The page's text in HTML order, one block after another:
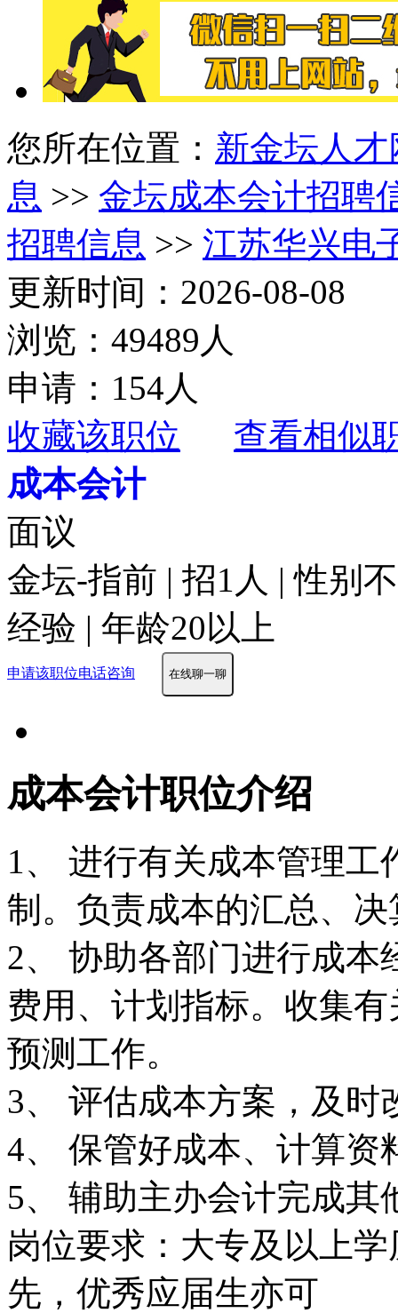
您所在位置： 新金坛人才
息 >> 金坛成本会计招聘
招聘信息 >> 江苏华兴电
更新时间：2026-08-08
浏览：49489人
申请：154人
收藏该职位
查看相似
成本会计
面议
金坛-指前 | 招1人 | 性别
经验 | 年龄20以上
申请该职位电话咨询 在线聊一聊
成本会计职位介绍
1、 进行有关成本管理
制。负责成本的汇总、
2、 协助各部门进行成
费用、计划指标。收集
预测工作。
3、 评估成本方案，及时
4、 保管好成本、计算资
5、 辅助主办会计完成其
岗位要求：大专及以上
先，优秀应届生亦可